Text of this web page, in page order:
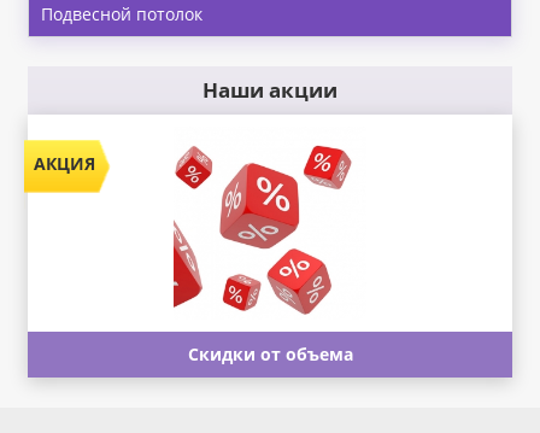
Подвесной потолок
Наши акции
Скидки от объема